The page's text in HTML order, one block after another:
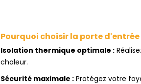
Pourquoi choisir la porte
Isolation thermique optimale :
chaleur.
Sécurité maximale : Protégez votre